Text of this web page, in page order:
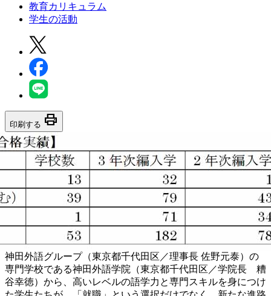
教育カリキュラム
学生の活動
印刷する print
神田外語グループ（東京都千代田区／理事長 佐野元泰）の
専門学校である神田外語学院（東京都千代田区／学院長 糟
谷幸徳）から、高いレベルの語学力と専門スキルを身につけ